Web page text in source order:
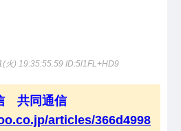
火) 19:35:55.59 ID:5l1FL+HD9
共同通信
articles/366d4998